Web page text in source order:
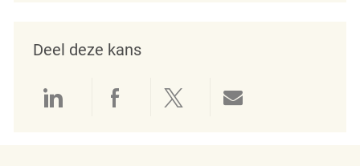
Deel deze kans
Delen via LinkedIn
Delen via Facebook
Delen via twitter